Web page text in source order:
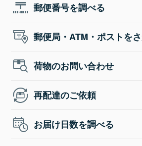
郵便番号を調べる
郵便局・ATM・ポストを
荷物のお問い合わせ
再配達のご依頼
お届け日数を調べる